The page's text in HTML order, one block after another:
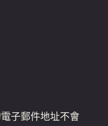
子郵件地址不會